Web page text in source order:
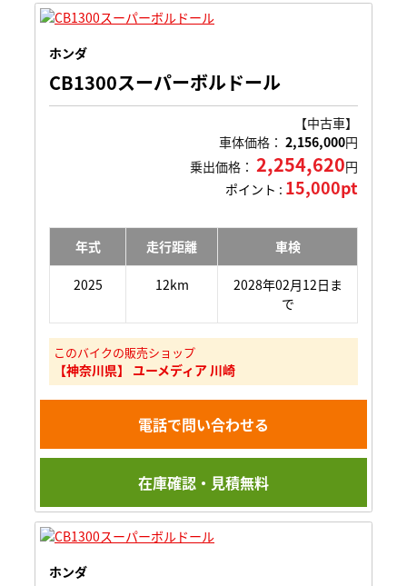
ホンダ
CB1300スーパーボルドール
【中古車】
車体価格： 2,156,000円
乗出価格： 2,254,620円
ポイント : 15,000pt
年式 走行距離 車検
2025 12km
2028年02月12日ま
で
このバイクの販売ショップ
【神奈川県】 ユーメディア 川崎
電話で問い合わせる
在庫確認・見積無料
ホンダ